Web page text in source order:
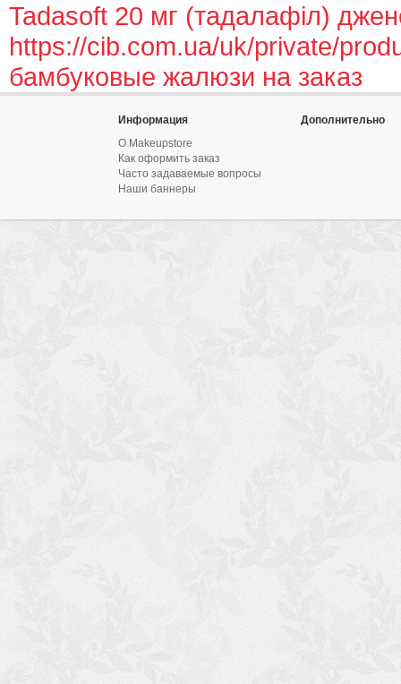
Tadasoft 20 мг (тадалафіл)
https://cib.com.ua/uk/private/
бамбуковые жалюзи на заказ
Информация
О Makeupstore
Как оформить заказ
Часто задаваемые вопросы
Наши баннеры
Дополнительно